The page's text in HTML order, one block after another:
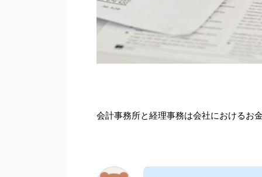
会計事務所と経理事務は会社におけるお